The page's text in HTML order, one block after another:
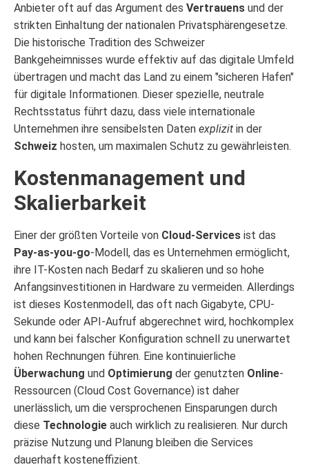
Anbieter oft auf das Argument des Vertrauens und der
strikten Einhaltung der nationalen Privatsphärengesetze.
Die historische Tradition des Schweizer
Bankgeheimnisses wurde effektiv auf das digitale Umfeld
übertragen und macht das Land zu einem "sicheren Hafen"
für digitale Informationen. Dieser spezielle, neutrale
Rechtsstatus führt dazu, dass viele internationale
Unternehmen ihre sensibelsten Daten explizit in der
Schweiz hosten, um maximalen Schutz zu gewährleisten.
Kostenmanagement und
Skalierbarkeit
Einer der größten Vorteile von Cloud-Services ist das
Pay-as-you-go-Modell, das es Unternehmen ermöglicht,
ihre IT-Kosten nach Bedarf zu skalieren und so hohe
Anfangsinvestitionen in Hardware zu vermeiden. Allerdings
ist dieses Kostenmodell, das oft nach Gigabyte, CPU-
Sekunde oder API-Aufruf abgerechnet wird, hochkomplex
und kann bei falscher Konfiguration schnell zu unerwartet
hohen Rechnungen führen. Eine kontinuierliche
Überwachung und Optimierung der genutzten Online-
Ressourcen (Cloud Cost Governance) ist daher
unerlässlich, um die versprochenen Einsparungen durch
diese Technologie auch wirklich zu realisieren. Nur durch
präzise Nutzung und Planung bleiben die Services
dauerhaft kosteneffizient.